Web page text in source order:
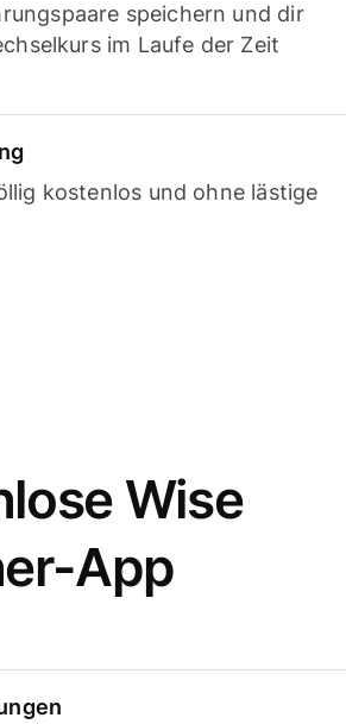
speichern und dir
im Laufe der Zeit
kostenlos und ohne lästige
Wise
App